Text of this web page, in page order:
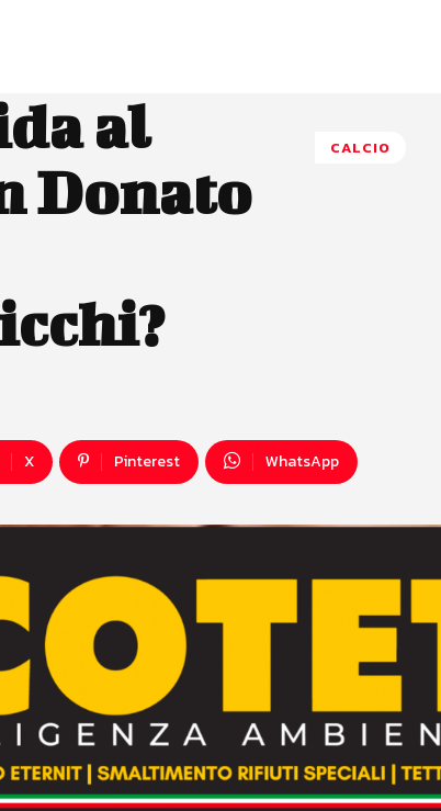
al
Donato
CALCIO
X Pinterest WhatsApp